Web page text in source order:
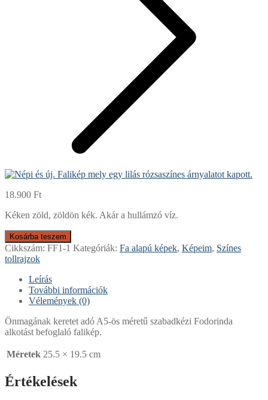
18.900 Ft
Kéken zöld, zöldön kék. Akár a hullámzó víz.
Kosárba teszem
Cikkszám: FF1-1 Kategóriák: Fa alapú képek, Képeim, Színes
tollrajzok
Leírás
További információk
Vélemények (0)
Önmagának keretet adó A5-ös méretű szabadkézi Fodorinda
alkotást befoglaló falikép.
Méretek 25.5 × 19.5 cm
Értékelések